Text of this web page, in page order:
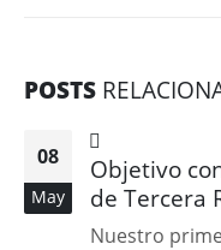
POSTS
08
May
Objetivo
de Tercera
Nuestro